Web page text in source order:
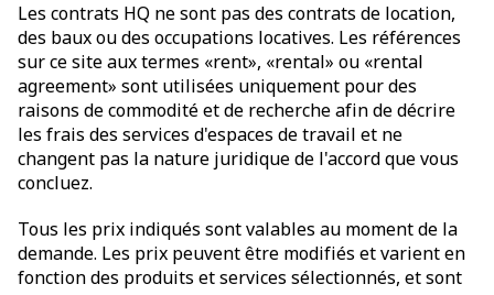
Les contrats HQ ne sont pas des contrats de location,
des baux ou des occupations locatives. Les références
sur ce site aux termes «rent», «rental» ou «rental
agreement» sont utilisées uniquement pour des
raisons de commodité et de recherche afin de décrire
les frais des services d'espaces de travail et ne
changent pas la nature juridique de l'accord que vous
concluez.
Tous les prix indiqués sont valables au moment de la
demande. Les prix peuvent être modifiés et varient en
fonction des produits et services sélectionnés, et sont